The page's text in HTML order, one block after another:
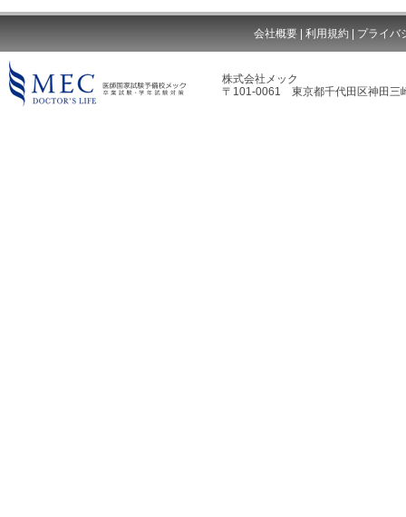
会社概要 | 利用規約 | プライバ
株式会社メック
〒101-0061 東京都千代田区神田三